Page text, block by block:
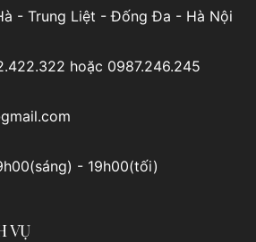
- Trung Liệt - Đống Đa - Hà Nội
hoặc 0987.246.245
- 19h00(tối)
VỤ